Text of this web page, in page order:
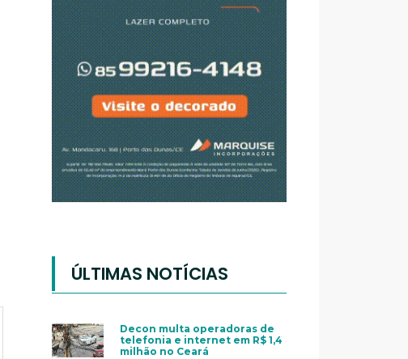
ÚLTIMAS NOTÍCIAS
Decon multa operadoras de
telefonia e internet em R$ 1,4
milhão no Ceará